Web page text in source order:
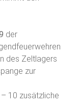
der
des Zeltlagers
zur
10 zusätzliche